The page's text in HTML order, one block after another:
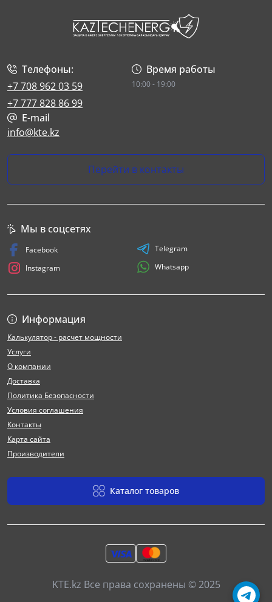
Телефоны:
+7 708 962 03 59
+7 777 828 86 99
Время работы
10:00 - 19:00
E-mail
info@kte.kz
Перейти в контакты
Информация
Калькулятор - расчет мощности
Услуги
О компании
Доставка
Политика Безопасности
Условия соглашения
Контакты
Карта сайта
Производители
Каталог товаров
Мы в соцсетях
Facebook
Instagram
Telegram
Whatsapp
KTE.kz Все права сохранены © 2025